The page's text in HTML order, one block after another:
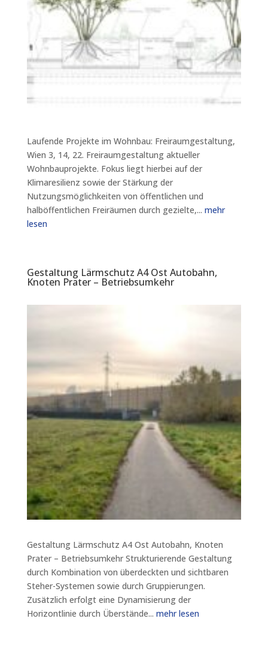
Laufende Projekte im Wohnbau: Freiraumgestaltung,
Wien 3, 14, 22. Freiraumgestaltung aktueller
Wohnbauprojekte. Fokus liegt hierbei auf der
Klimaresilienz sowie der Stärkung der
Nutzungsmöglichkeiten von öffentlichen und
halböffentlichen Freiräumen durch gezielte,... mehr
lesen
Gestaltung Lärmschutz A4 Ost Autobahn,
Knoten Prater – Betriebsumkehr
Gestaltung Lärmschutz A4 Ost Autobahn, Knoten
Prater – Betriebsumkehr Strukturierende Gestaltung
durch Kombination von überdeckten und sichtbaren
Steher-Systemen sowie durch Gruppierungen.
Zusätzlich erfolgt eine Dynamisierung der
Horizontlinie durch Überstände... mehr lesen